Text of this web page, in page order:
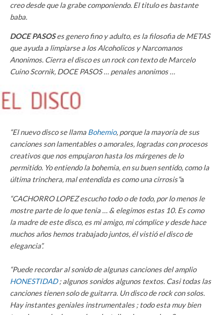
creo desde que la grabe componiendo. El titulo es bastante
baba.
DOCE PASOSes genero fino y adulto, es la filosofia de METAS
que ayuda a limpiarse a los Alcoholicos y Narcomanos
Anonimos. Cierra el disco es un rock con texto de Marcelo
Cuino Scornik, DOCE PASOS … penales anonimos …
“El nuevo disco se llama Bohemio, porque la mayoría de sus
canciones son lamentables o amorales, logradas con procesos
creativos que nos empujaron hasta los márgenes de lo
permitido. Yo entiendo la bohemia, en su buen sentido, como la
última trinchera, mal entendida es como una cirrosis”a
“CACHORRO LOPEZ escucho todo o de todo, por lo menos le
mostre parte de lo que tenia … & elegimos estas 10. Es como
la madre de este disco, es mi amigo, mi cómplice y desde hace
muchos años hemos trabajado juntos, él vistió el disco de
elegancia”.
“Puede recordar al sonido de algunas canciones del amplio
HONESTIDAD; algunos sonidos algunos textos. Casi todas las
canciones tienen solo de guitarra. Un disco de rock con solos.
Hay instantes geniales instrumentales ; todo esta muy bien